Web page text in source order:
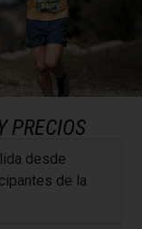
PRECIOS
desde
de la